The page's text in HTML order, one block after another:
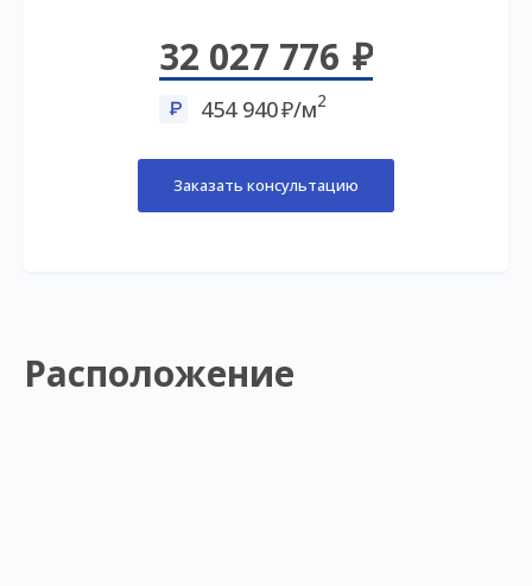
32 027 776
454 940 /м2
Заказать консультацию
Расположение